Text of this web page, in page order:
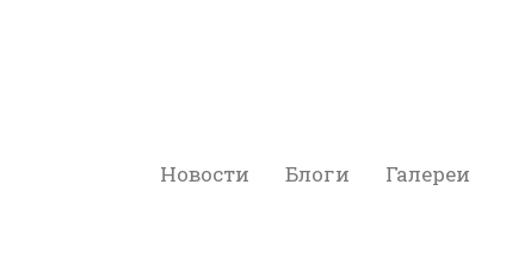
Новости Блоги Галереи